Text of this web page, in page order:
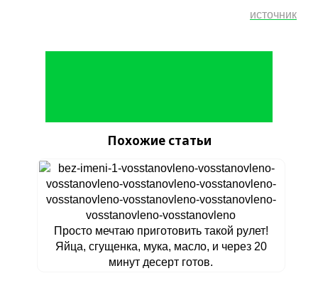
источник
Похожие статьи
Просто мечтаю приготовить такой рулет!
Яйца, сгущенка, мука, масло, и через 20
минут десерт готов.